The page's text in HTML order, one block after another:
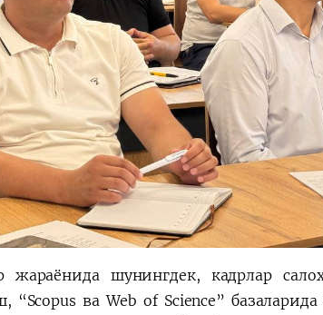
жараёнида шунингдек, кадрлар
“Scopus ва Web of Science”